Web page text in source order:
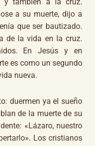
a su muerte, dijo a
que ser bautizado.
de la vida en la cruz.
En Jesús y en
es como un segundo
nueva.
duermen ya el sueño
de la muerte de su
«Lázaro, nuestro
Los cristianos